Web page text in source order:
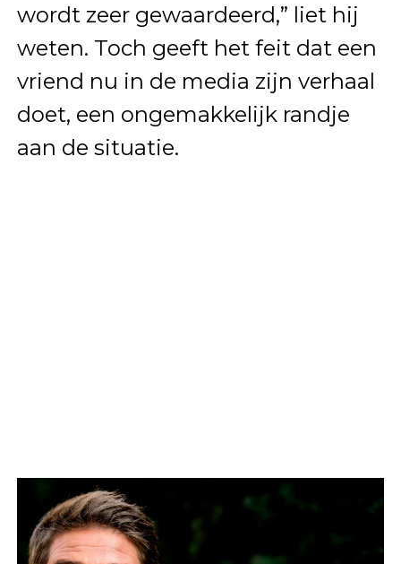
wordt zeer gewaardeerd,” liet hij
weten. Toch geeft het feit dat een
vriend nu in de media zijn verhaal
doet, een ongemakkelijk randje
aan de situatie.